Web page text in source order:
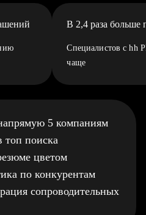
В 2,4 раза больше
Специалистов с hh
чаще
5 компаниям
топ поиска
цветом
по конкурентам
сопроводительных